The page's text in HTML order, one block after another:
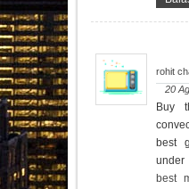
rohit
20
Buy
best
under
best